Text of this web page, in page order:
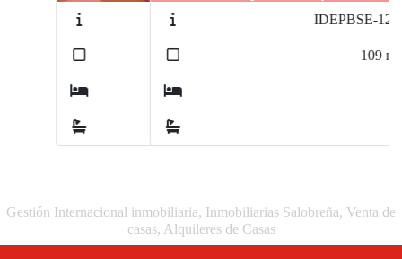
IDEPBSE-12B
Gestión Internacional inmobiliaria, Inmobiliarias Salobreña, Venta de
casas, Alquileres de Casas